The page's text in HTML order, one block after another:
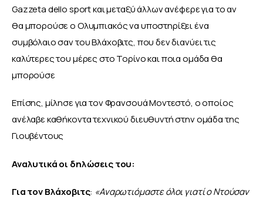
Gazzeta dello sport και μεταξύ άλλων ανέφερε για το αν
θα μπορούσε ο Ολυμπιακός να υποστηρίξει ένα
συμβόλαιο σαν του Βλάχοβιτς, που δεν διανύει τις
καλύτερες του μέρες στο Τορίνο και ποια ομάδα θα
μπορούσε
Επίσης, μίλησε για τον Φρανσουά Μοντεστό, ο οποίος
ανέλαβε καθήκοντα τεχνικού διευθυντή στην ομάδα της
Γιουβέντους
Αναλυτικά οι δηλώσεις του:
Για τον Βλάχοβιτς: «Αναρωτιόμαστε όλοι γιατί ο Ντούσαν